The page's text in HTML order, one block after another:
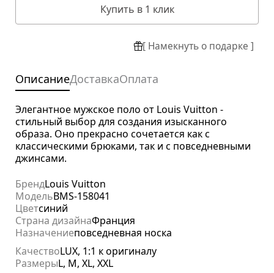
Купить в 1 клик
[ Намекнуть о подарке ]
ОписаниеДоставкаОплата
Элегантное мужское поло от Louis Vuitton -
стильный выбор для создания изысканного
образа. Оно прекрасно сочетается как с
классическими брюками, так и с повседневными
джинсами.
БрендLouis Vuitton
МодельBMS-158041
Цветсиний
Страна дизайнаФранция
Назначениеповседневная носка
КачествоLUX, 1:1 к оригиналу
РазмерыL, M, XL, XXL